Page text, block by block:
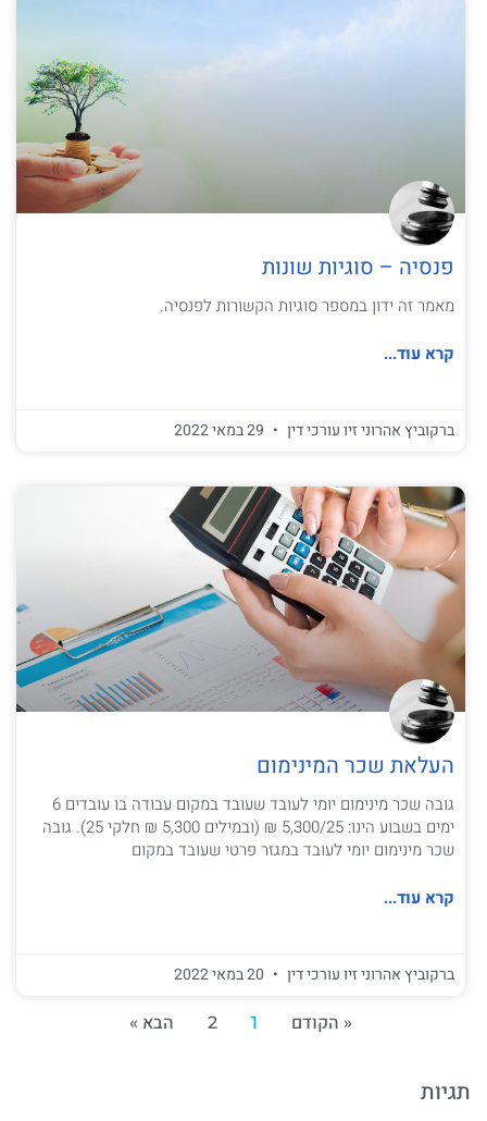
פנסיה – סוגיות שונות
מאמר זה ידון במספר סוגיות הקשורות לפנסיה.
קרא עוד...
ברקוביץ אהרוני זיו עורכי דין
העלאת שכר המינימום
גובה שכר מינימום יומי לעובד שעובד במקום עבודה בו עובדים 6
ימים בשבוע הינו: 5,300/25 ₪ (ובמילים 5,300 ₪ חלקי 25). גובה
שכר מינימום יומי לעובד במגזר פרטי שעובד במקום
קרא עוד...
ברקוביץ אהרוני זיו עורכי דין
« הקודם 1
2 הבא »
תגיות